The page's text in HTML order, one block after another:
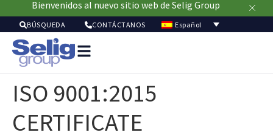
Bienvenidos al nuevo sitio web de Selig Group
BÚSQUEDA CONTÁCTANOS Español
ISO 9001:2015
CERTIFICATE